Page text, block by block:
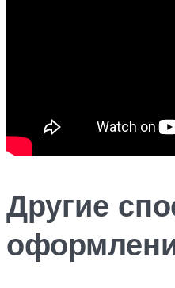
Другие